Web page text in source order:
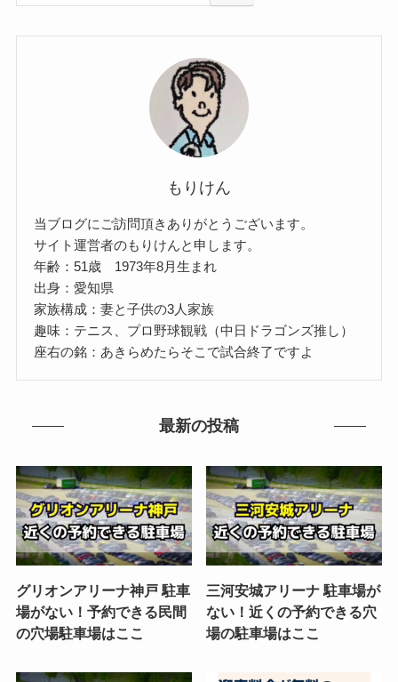
もりけん
当ブログにご訪問頂きありがとうございます。
サイト運営者のもりけんと申します。
年齢：51歳 1973年8月生まれ
出身：愛知県
家族構成：妻と子供の3人家族
趣味：テニス、プロ野球観戦（中日ドラゴンズ推し）
座右の銘：あきらめたらそこで試合終了ですよ
最新の投稿
グリオンアリーナ神戸 駐車
場がない！予約できる民間
の穴場駐車場はここ
三河安城アリーナ 駐車場が
ない！近くの予約できる穴
場の駐車場はここ